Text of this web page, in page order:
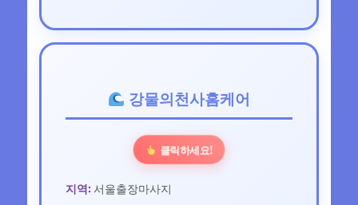
강물의천사홈케어
클릭하세요!
지역: 서울출장마사지